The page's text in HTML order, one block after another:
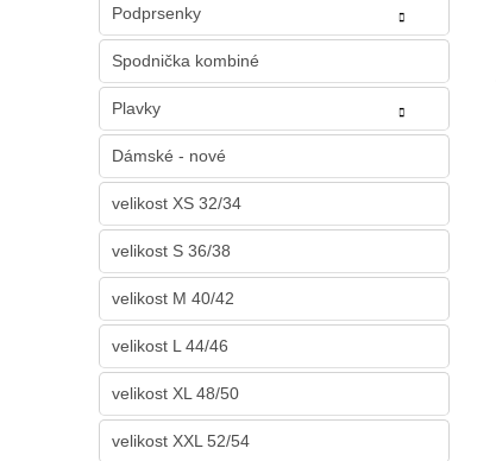
Podprsenky
Spodnička kombiné
Plavky
Dámské - nové
velikost XS 32/34
velikost S 36/38
velikost M 40/42
velikost L 44/46
velikost XL 48/50
velikost XXL 52/54